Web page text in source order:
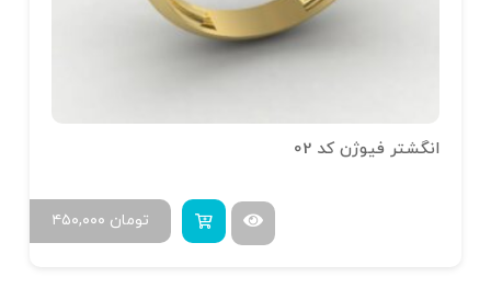
انگشتر فیوژن کد 02
۴۵۰,۰۰۰ تومان